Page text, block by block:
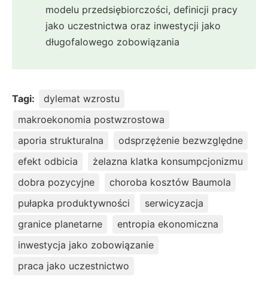
modelu przedsiębiorczości, definicji pracy
jako uczestnictwa oraz inwestycji jako
długofalowego zobowiązania
Tagi:
dylemat wzrostu
makroekonomia postwzrostowa
aporia strukturalna
odsprzężenie bezwzględne
efekt odbicia
żelazna klatka konsumpcjonizmu
dobra pozycyjne
choroba kosztów Baumola
pułapka produktywności
serwicyzacja
granice planetarne
entropia ekonomiczna
inwestycja jako zobowiązanie
praca jako uczestnictwo